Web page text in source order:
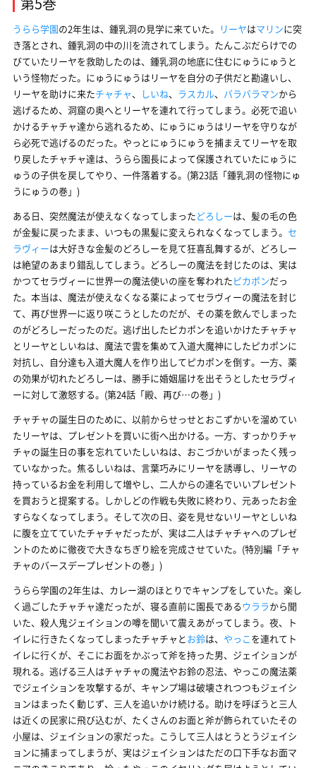
うらら学園の2年生は、鍾乳洞の見学に来ていた。 リーヤはマリンに突
き落とされ、鍾乳洞の中の川を流されてしまう。たんこぶだらけでの
びていたリーヤを救助したのは、鍾乳洞の地底に住むにゅうにゅうと
いう怪物だった。にゅうにゅうはリーヤを自分の子供だと勘違いし、
リーヤを助けに来たチャチャ、 しいね、 ラスカル、 バラバラマンから
逃げるため、洞窟の奥へとリーヤを連れて行ってしまう。必死で追い
かけるチャチャ達から逃れるため、にゅうにゅうはリーヤを守りなが
ら必死で逃げるのだった。やっとにゅうにゅうを捕まえてリーヤを取
り戻したチャチャ達は、うらら園長によって保護されていたにゅうに
ゅうの子供を戻してやり、一件落着する。(第23話「鍾乳洞の怪物にゅ
うにゅうの巻」)
ある日、突然魔法が使えなくなってしまったどろしーは、髪の毛の色
が金髪に戻ったまま、いつもの黒髪に変えられなくなってしまう。 セ
ラヴィーは大好きな金髪のどろしーを見て狂喜乱舞するが、どろしー
は絶望のあまり錯乱してしまう。どろしーの魔法を封じたのは、実は
かつてセラヴィーに世界一の魔法使いの座を奪われたピカポンだっ
た。本当は、魔法が使えなくなる薬によってセラヴィーの魔法を封じ
て、再び世界一に返り咲こうとしたのだが、その薬を飲んでしまった
のがどろしーだったのだ。逃げ出したピカポンを追いかけたチャチャ
とリーヤとしいねは、魔法で雲を集めて入道大魔神にしたピカポンに
対抗し、自分達も入道大魔人を作り出してピカポンを倒す。一方、薬
の効果が切れたどろしーは、勝手に婚姻届けを出そうとしたセラヴィ
ーに対して激怒する。(第24話「殿、再び…の巻」)
チャチャの誕生日のために、以前からせっせとおこずかいを溜めてい
たリーヤは、プレゼントを買いに街へ出かける。一方、すっかりチャ
チャの誕生日の事を忘れていたしいねは、おこづかいがまったく残っ
ていなかった。焦るしいねは、言葉巧みにリーヤを誘導し、リーヤの
持っているお金を利用して増やし、二人からの連名でいいプレゼント
を買おうと提案する。しかしどの作戦も失敗に終わり、元あったお金
すらなくなってしまう。そして次の日、姿を見せないリーヤとしいね
に腹を立てていたチャチャだったが、実は二人はチャチャへのプレゼ
ントのために徹夜で大きなちぎり絵を完成させていた。(特別編「チャ
チャのバースデープレゼントの巻」)
うらら学園の2年生は、カレー湖のほとりでキャンプをしていた。楽し
く過ごしたチャチャ達だったが、寝る直前に園長であるウララから聞
いた、殺人鬼ジェイションの噂を聞いて震えあがってしまう。夜、ト
イレに行きたくなってしまったチャチャとお鈴は、 やっこを連れてト
イレに行くが、そこにお面をかぶって斧を持った男、ジェイションが
現れる。逃げる三人はチャチャの魔法やお鈴の忍法、やっこの魔法薬
でジェイションを攻撃するが、キャンプ場は破壊されつつもジェイシ
ョンはまったく動じず、三人を追いかけ続ける。助けを呼ぼうと三人
は近くの民家に飛び込むが、たくさんのお面と斧が飾られていたその
小屋は、ジェイションの家だった。こうして三人はとうとうジェイシ
ョンに捕まってしまうが、実はジェイションはただの口下手なお面マ